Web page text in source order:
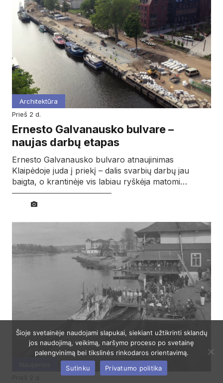
Architektūra
prieš 2 d.
Ernesto Galvanausko bulvare –
naujas darbų etapas
Ernesto Galvanausko bulvaro atnaujinimas
Klaipėdoje juda į priekį – dalis svarbių darbų jau
baigta, o krantinėje vis labiau ryškėja matomi…
Šioje svetainėje naudojami slapukai, siekiant užtikrinti sklandų
jos naudojimą, veikimą, naršymo proceso po svetainę
palengvinimą bei tikslinės rinkodaros orientavimą.
Sutinku
Privatumo politika